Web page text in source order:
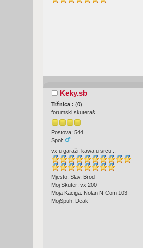
Keky.sb
Tržnica :(0)
forumski skuteraš
Postova: 544
Spol:
vx u garaži, kawa u srcu...
Mjesto: Slav. Brod
Moj Skuter: vx 200
Moja Kaciga: Nolan N-Com 103
MojSpuh: Deak